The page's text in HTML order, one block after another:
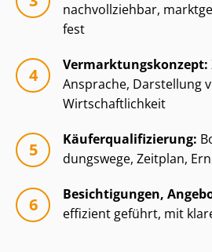
nachvollziehbar,
fest
Ver­mark­tungs­kon­zept:
Ansprache, Darstellung
Wirt­schaft­lich­keit
Käu­fer­qua­li­fi­zie­rung:
dungs­we­ge, Zeitplan,
Besichtigungen,
effizient geführt, mit